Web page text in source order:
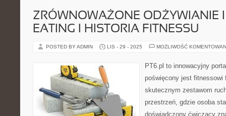
ZRÓWNOWAŻONE ODŻYWIANIE
EATING I HISTORIA FITNESSU
POSTED BY ADMIN LIS - 29 - 2025 MOŻLIWOŚĆ
PT6.pl to innowacyjny
poświęcony jest fitnessowi
skutecznym zestawom
przestrzeń, gdzie osoba
doświadczony ćwiczący